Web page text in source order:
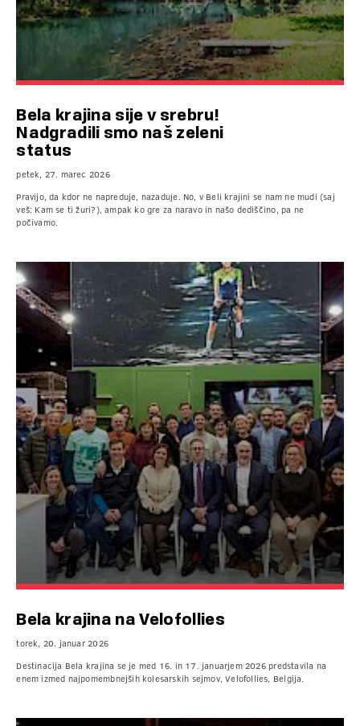
Bela krajina sije v srebru!
Nadgradili smo naš zeleni
status
petek, 27. marec 2026
Pravijo, da kdor ne napreduje, nazaduje. No, v Beli krajini se nam ne mudi (saj
veš: Kam se ti žuri?), ampak ko gre za naravo in našo dediščino, pa ne
počivamo.
Bela krajina na Velofollies
torek, 20. januar 2026
Destinacija Bela krajina se je med 16. in 17. januarjem 2026 predstavila na
enem izmed najpomembnejših kolesarskih sejmov, Velofollies, Belgija.